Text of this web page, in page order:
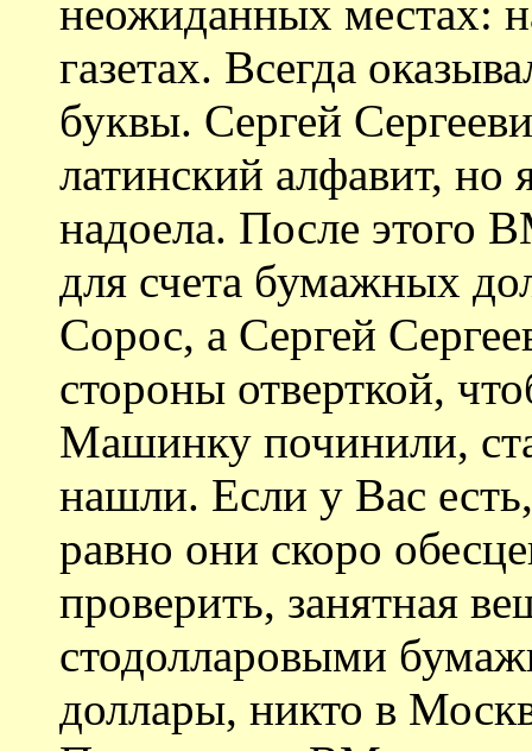
неожиданных местах:
газетах. Всегда
буквы. Сергей
латинский алфавит, но
надоела. После
для счета бумажных
Сорос, а Сергей
стороны отверткой,
Машинку починили,
нашли. Если у Вас
равно они скоро
проверить, занятная
стодолларовыми
доллары, никто в